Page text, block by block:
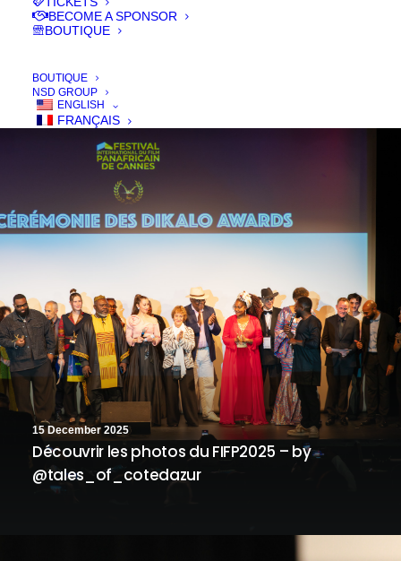
BECOME A SPONSOR
BOUTIQUE
BOUTIQUE
NSD GROUP
ENGLISH
FRANÇAIS
participez au Festival
15 December 2025
Découvrir les photos du FIFP2025 – by
@tales_of_cotedazur